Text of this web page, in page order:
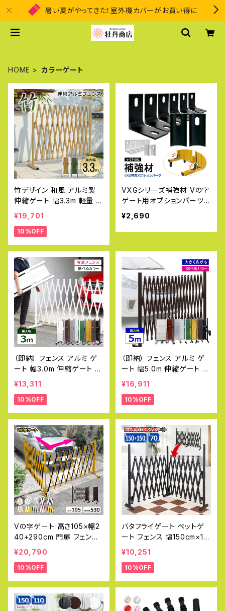
暑い夏がやってきた！室外機カバーがお買い得に
HOME カラーゲート
竹デザイン 和風 アルミ製
伸縮ゲート 幅3.3m 軽量 折
りたたみ 伸縮ゲート 門扉
アルミフェンス diy 簡単 種
類 支柱 ガーデン アルマッ
K
¥19,701
10%OFF
VXGシリーズ補強材 Vの字
ゲート用オプションパーツ
アルミゲート 連結可能 ア
ルミ フェンス 間仕切り V-E
T-001 VXGシリーズ専用オ
AX
¥2,690
（即納） フェンス アルミ ゲ
ート 幅3.0m 伸縮ゲート 門
扉 アルミフェンス diy 簡単
種類 支柱 ガーデン アルマ
ックス QXG1030 土日出荷
¥13,311
10%OFF
（即納） フェンス アルミ ゲ
ート 幅5.0m 伸縮ゲート 門
扉 防犯 自立 目隠し アルミ
フェンス diy 簡単 アルマッ
クス QXG1050 土日出荷O
¥16,911
10%OFF
Vの字ゲート 高さ105×幅2
40+290cm 門扉 フェンス
アルミゲート 連結 屋外 VX
G-1050 アルマックス ALM
AX 土日出荷OK
¥20,790
10%OFF
バタフライゲート ペットゲ
ート フェンス 幅150cm×15
0cm 高70cm アルミフェン
ス ラティス ゲート 犬 ドッ
グラン 目隠し ペットフェン
¥10,251
10%OFF